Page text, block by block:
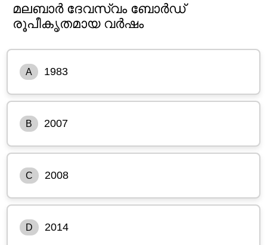
മലബാർ ദേവസ്വം ബോർഡ്
രൂപീകൃതമായ വർഷം
A 1983
B 2007
C 2008
D 2014